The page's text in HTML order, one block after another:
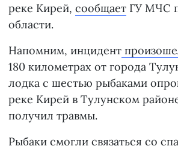
реке Кирей, сообщает ГУ МЧС
области.
Напомним, инцидент
180 километрах от города
лодка с шестью рыбаками
реке Кирей в Тулунском
получил травмы.
Рыбаки смогли связаться со